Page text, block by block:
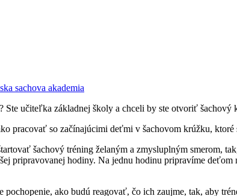
sachova akademia
Ste učiteľka základnej školy a chceli by ste otvoriť šachový
pracovať so začínajúcimi deťmi v šachovom krúžku,
šachový tréning želaným a zmysluplným smerom,
pripravovanej hodiny. Na jednu hodinu pripravíme
ako budú reagovať, čo ich zaujme, tak, aby